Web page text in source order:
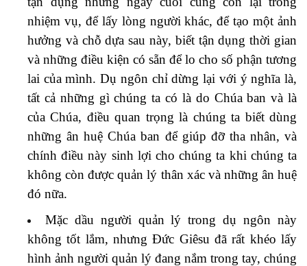
nhiệm vụ, để lấy lòng người khác, để tạo một ảnh
hưởng và chỗ dựa sau này, biết tận dụng thời gian
và những điều kiện có sẵn để lo cho số phận tương
lai của mình. Dụ ngôn chỉ dừng lại với ý nghĩa là,
tất cả những gì chúng ta có là do Chúa ban và là
của Chúa, điều quan trọng là chúng ta biết dùng
những ân huệ Chúa ban để giúp đỡ tha nhân, và
chính điều này sinh lợi cho chúng ta khi chúng ta
không còn được quản lý thân xác và những ân huệ
đó nữa.
Mặc dầu người quản lý trong dụ ngôn này
không tốt lắm, nhưng Đức Giêsu đã rất khéo lấy
hình ảnh người quản lý đang nắm trong tay, chúng